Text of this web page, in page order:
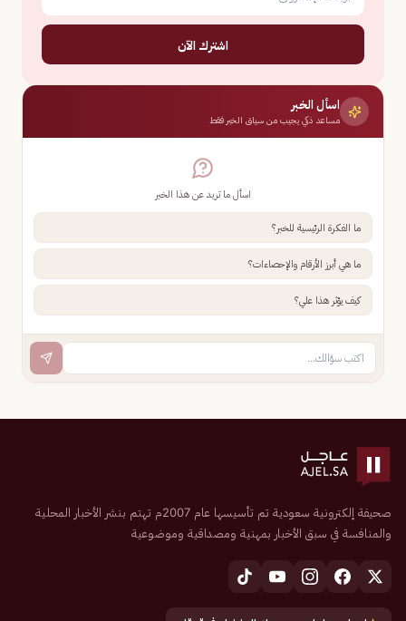
اشترك الآن
اسأل الخبر
مساعد ذكي يجيب من سياق الخبر فقط
اسأل ما تريد عن هذا الخبر
ما الفكرة الرئيسية للخبر؟
ما هي أبرز الأرقام والإحصاءات؟
كيف يؤثر هذا علي؟
صحيفة إلكترونية سعودية تم تأسيسها عام 2007م تهتم بنشر الأخبار المحلية
والمنافسة في سبق الأخبار بمهنية ومصداقية وموضوعية